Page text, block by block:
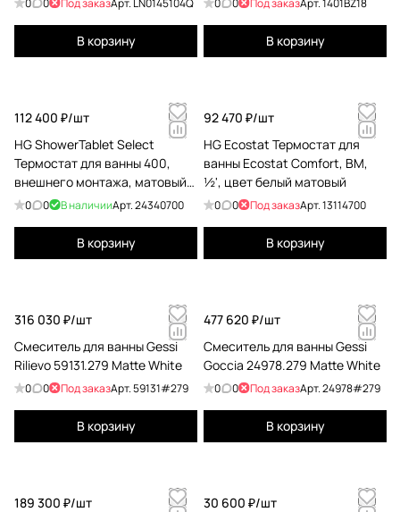
В корзину В корзину
112 400 ₽/шт
HG ShowerTablet Select
Термостат для ванны 400,
внешнего монтажа, матовый
белый
0 0 В наличииАрт.24340700
В корзину
92 470 ₽/шт
HG Ecostat Термостат для
ванны Ecostat Comfort, ВМ,
½', цвет белый матовый
0 0 Под заказАрт.13114700
В корзину
316 030 ₽/шт
Смеситель для ванны Gessi
Rilievo 59131.279 Matte White
0 0 Под заказАрт.59131#279
В корзину
477 620 ₽/шт
Смеситель для ванны Gessi
Goccia 24978.279 Matte White
0 0 Под заказАрт.24978#279
В корзину
189 300 ₽/шт
30 600 ₽/шт